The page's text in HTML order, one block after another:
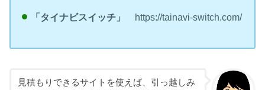
「タイナビスイッチ」 https://tainavi-switch.com/
見積もりできるサイトを使えば、引っ越しみ